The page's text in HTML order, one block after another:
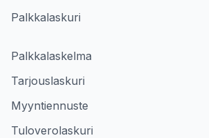
Palkkalaskuri
Palkkalaskelma
Tarjouslaskuri
Myyntiennuste
Tuloverolaskuri